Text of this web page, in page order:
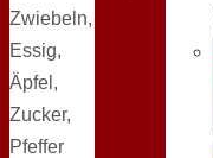
Zwiebeln,
Essig,
Äpfel,
Zucker,
Pfeffer